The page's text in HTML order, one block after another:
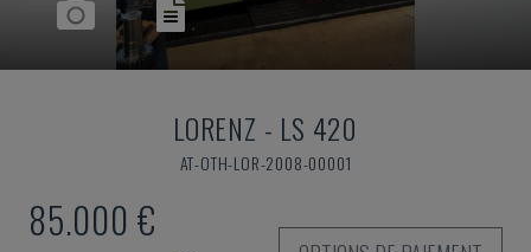
LORENZ - LS 420
AT-OTH-LOR-2008-00001
85.000 €